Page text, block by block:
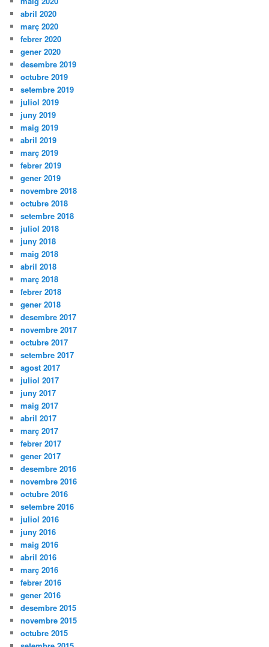
abril 2020
març 2020
febrer 2020
gener 2020
desembre 2019
octubre 2019
setembre 2019
juliol 2019
juny 2019
maig 2019
abril 2019
març 2019
febrer 2019
gener 2019
novembre 2018
octubre 2018
setembre 2018
juliol 2018
juny 2018
maig 2018
abril 2018
març 2018
febrer 2018
gener 2018
desembre 2017
novembre 2017
octubre 2017
setembre 2017
agost 2017
juliol 2017
juny 2017
maig 2017
abril 2017
març 2017
febrer 2017
gener 2017
desembre 2016
novembre 2016
octubre 2016
setembre 2016
juliol 2016
juny 2016
maig 2016
abril 2016
març 2016
febrer 2016
gener 2016
desembre 2015
novembre 2015
octubre 2015